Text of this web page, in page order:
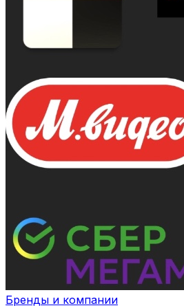
Бренды и компании